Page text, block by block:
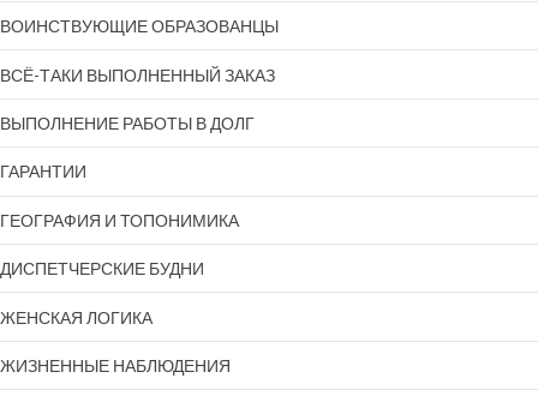
ВОИНСТВУЮЩИЕ ОБРАЗОВАНЦЫ
ВСЁ-ТАКИ ВЫПОЛНЕННЫЙ ЗАКАЗ
ВЫПОЛНЕНИЕ РАБОТЫ В ДОЛГ
ГАРАНТИИ
ГЕОГРАФИЯ И ТОПОНИМИКА
ДИСПЕТЧЕРСКИЕ БУДНИ
ЖЕНСКАЯ ЛОГИКА
ЖИЗНЕННЫЕ НАБЛЮДЕНИЯ